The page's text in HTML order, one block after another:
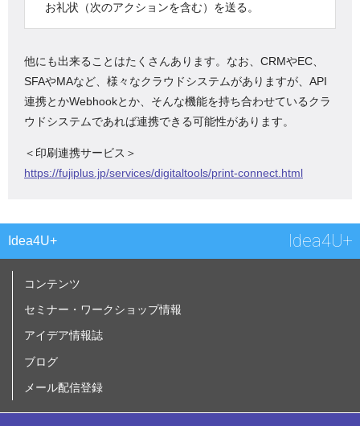
お礼状（次のアクションを含む）を送る。
他にも出来ることはたくさんあります。なお、CRMやEC、
SFAやMAなど、様々なクラウドシステムがありますが、API
連携とかWebhookとか、そんな機能を持ち合わせているクラ
ウドシステムであれば連携できる可能性があります。
＜印刷連携サービス＞
https://fujiplus.jp/services/digitaltools/print-connect.html
Idea4U+ Idea4U+
コンテンツ
セミナー・ワークショップ情報
アイデア情報誌
ブログ
メール配信登録